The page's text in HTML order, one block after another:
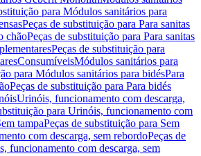
para Módulos sanitários para
Peças de substituição para Para sanitas
chãoPeças de substituição para Para sanitas
Peças de substituição para
ConsumíveisMódulos sanitários para
para Módulos sanitários para bidésPara
Peças de substituição para Para bidés
Urinóis, funcionamento com descarga,
para Urinóis, funcionamento com
tampaPeças de substituição para Sem
com descarga, sem rebordoPeças de
funcionamento com descarga, sem